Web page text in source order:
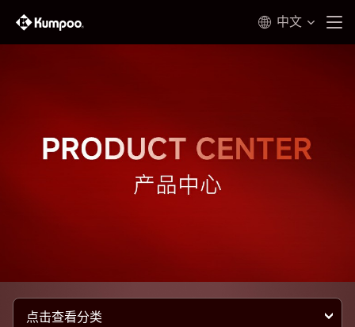
中文
点击查看分类